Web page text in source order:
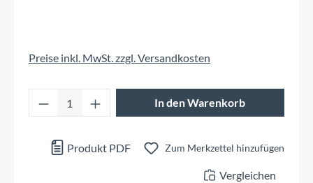
Preise inkl. MwSt. zzgl. Versandkosten
Produkt Anzahl: Gib den gewünschten
In den Warenkorb
Produkt PDF Zum Merkzettel hinzufügen
Vergleichen